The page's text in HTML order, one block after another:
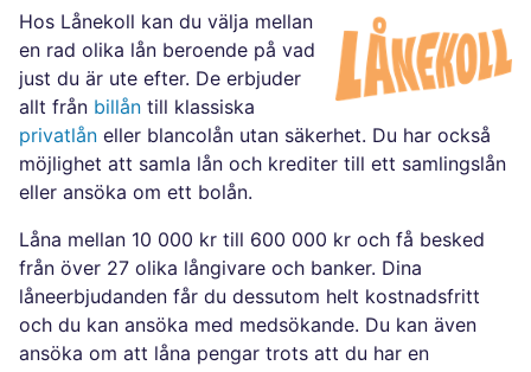
Hos Lånekoll kan du välja mellan
en rad olika lån beroende på vad
just du är ute efter. De erbjuder
allt från billån till klassiska
privatlån eller blancolån utan säkerhet. Du har också
möjlighet att samla lån och krediter till ett samlingslån
eller ansöka om ett bolån.
Låna mellan 10 000 kr till 600 000 kr och få besked
från över 27 olika långivare och banker. Dina
låneerbjudanden får du dessutom helt kostnadsfritt
och du kan ansöka med medsökande. Du kan även
ansöka om att låna pengar trots att du har en